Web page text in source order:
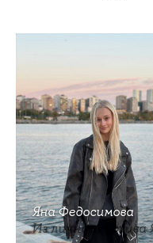
Яна Федосимова
Из личного